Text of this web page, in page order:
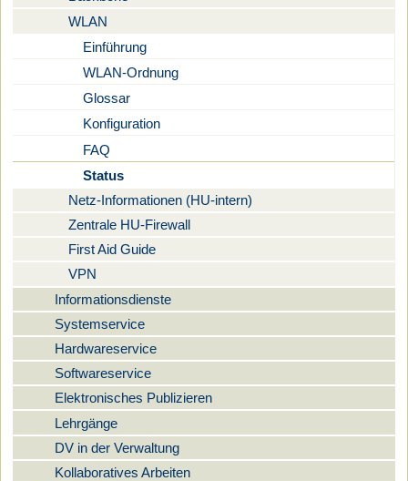
WLAN
Einführung
WLAN-Ordnung
Glossar
Konfiguration
FAQ
Status
Netz-Informationen (HU-intern)
Zentrale HU-Firewall
First Aid Guide
VPN
Informationsdienste
Systemservice
Hardwareservice
Softwareservice
Elektronisches Publizieren
Lehrgänge
DV in der Verwaltung
Kollaboratives Arbeiten